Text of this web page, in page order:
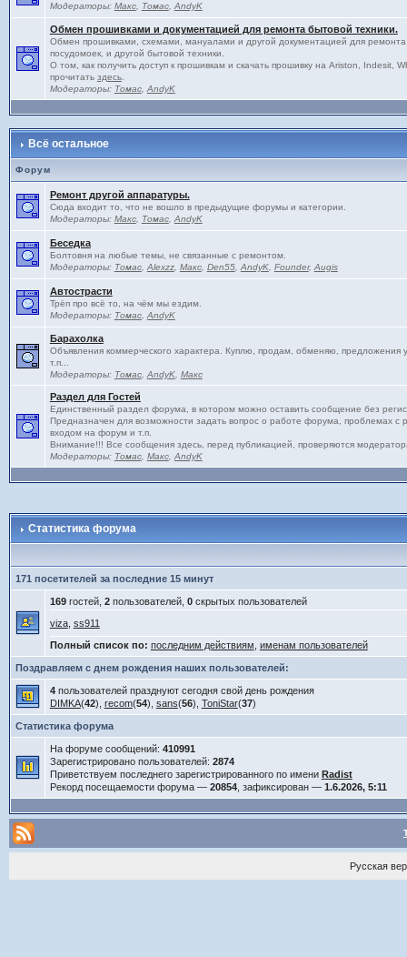
Модераторы: Макс, Томас, AndyK
Обмен прошивками и документацией для ремонта бытовой техники.
Обмен прошивками, схемами, мануалами и другой документацией для
посудомоек, и другой бытовой техники.
О том, как получить доступ к прошивкам и скачать прошивку на Ariston, Indesit,
прочитать здесь.
Модераторы: Томас, AndyK
Всё остальное
Форум
Ремонт другой аппаратуры.
Сюда входит то, что не вошло в предыдущие форумы и категории.
Модераторы: Макс, Томас, AndyK
Беседка
Болтовня на любые темы, не связанные с ремонтом.
Модераторы: Томас, Alexzz, Макс, Den55, AndyK, Founder, Augis
Автострасти
Трёп про всё то, на чём мы ездим.
Модераторы: Томас, AndyK
Барахолка
Объявления коммерческого характера. Куплю, продам, обменяю, предложения
т.п...
Модераторы: Томас, AndyK, Макс
Раздел для Гостей
Единственный раздел форума, в котором можно оставить сообщение без
Предназначен для возможности задать вопрос о работе форума, проблемах с
входом на форум и т.п.
Внимание!!! Все сообщения здесь, перед публикацией, проверяются
Модераторы: Томас, Макс, AndyK
Статистика форума
171 посетителей за последние 15 минут
169гостей, 2пользователей, 0скрытых пользователей
viza, ss911
Полный список по: последним действиям именам пользователей
Поздравляем с днем рождения наших пользователей:
4пользователей празднуют сегодня свой день рождения
DIMKA(42), recom(54), sans(56), ToniStar(37)
Статистика форума
На форуме сообщений: 410991
Зарегистрировано пользователей: 2874
Приветствуем последнего зарегистрированного по имени Radist
Рекорд посещаемости форума — 20854, зафиксирован — 1.6.2026, 5:11
Русская